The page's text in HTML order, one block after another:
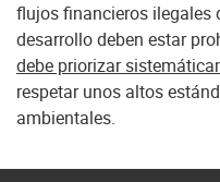
flujos financieros ilegales
desarrollo deben estar
debe priorizar
respetar unos altos
ambientales.